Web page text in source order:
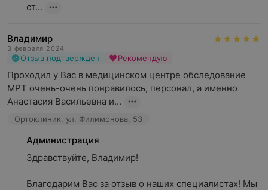
ст...
Владимир
3 февраля 2024
Отзыв подтвержден Рекомендую
Проходил у Вас в медицинском центре обследование
МРТ очень-очень понравилось, персонал, а именно
Анастасия Васильевна и...
Ортоклиник, ул. Филимонова, 53
Администрация
Здравствуйте, Владимир!
Благодарим Вас за отзыв о наших специалистах! Мы